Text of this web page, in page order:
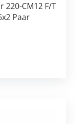
220-CM12 F/T
Paar